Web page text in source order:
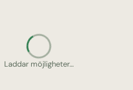
Letar upp gömda pärlor…